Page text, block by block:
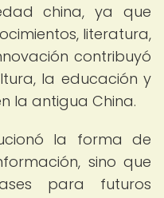
china, ya que
literatura,
contribuyó
la educación y
la antigua China.
la forma de
sino que
para futuros